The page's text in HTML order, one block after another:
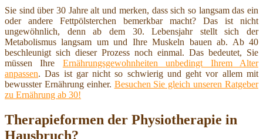
Sie sind über 30 Jahre alt und merken, dass sich so langsam das ein
oder andere Fettpölsterchen bemerkbar macht? Das ist nicht
ungewöhnlich, denn ab dem 30. Lebensjahr stellt sich der
Metabolismus langsam um und Ihre Muskeln bauen ab. Ab 40
beschleunigt sich dieser Prozess noch einmal. Das bedeutet, Sie
müssen Ihre Ernährungsgewohnheiten unbedingt Ihrem Alter
anpassen. Das ist gar nicht so schwierig und geht vor allem mit
bewusster Ernährung einher. Besuchen Sie gleich unseren Ratgeber
zu Ernährung ab 30!
Therapieformen der Physiotherapie in
Hausbruch?